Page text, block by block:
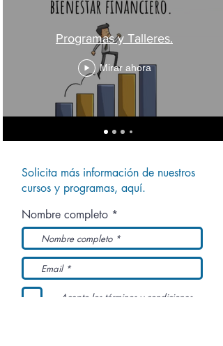
Programas y Talleres.
Mirar ahora
Solicita más información de nuestros
cursos y programas, aquí.
Nombre completo *
Acepto los términos y condiciones